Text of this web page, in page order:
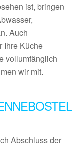
ist, bringen
Auch
Ihre Küche
vollumfänglich
wir mit.
Abschluss der